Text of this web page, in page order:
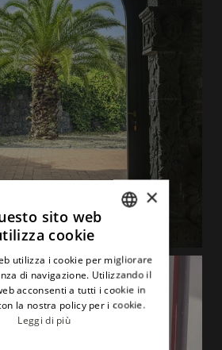
ENGLISH
×
sito web
cookie
utilizza i cookie per migliorare
di navigazione. Utilizzando il
acconsenti a tutti i cookie in
la nostra policy per i cookie.
Leggi di più